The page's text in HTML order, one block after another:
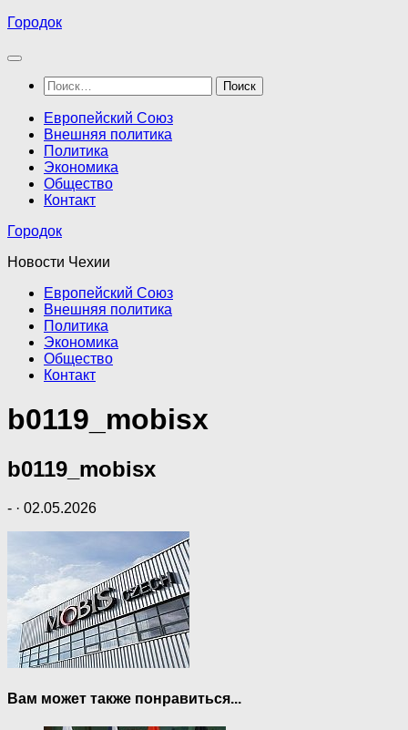
Перейти
содержимому
Городок
Найти:
Европейский Союз
Внешняя политика
Политика
Экономика
Общество
Контакт
Городок
Новости Чехии
Европейский Союз
Внешняя политика
Политика
Экономика
Общество
Контакт
b0119_mobisx
b0119_mobisx
- · 02.05.2026
Вам может также понравиться...